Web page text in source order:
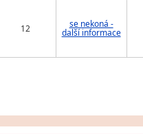
12 se nekoná -
další informace